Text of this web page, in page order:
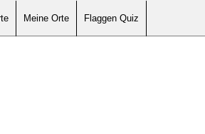
Meine Orte Flaggen Quiz